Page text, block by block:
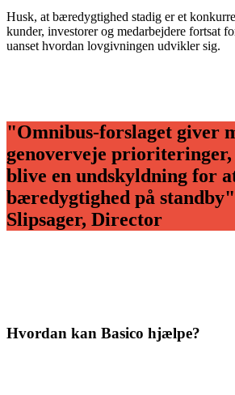
Husk, at bæredygtighed stadig er et
kunder, investorer og medarbejdere fortsat
uanset hvordan lovgivningen udvikler sig.
"Omnibus-forslaget giver
genoverveje
blive en undskyldning for
bæredygtighed på
Slipsager, Director
Hvordan kan Basico hjælpe?